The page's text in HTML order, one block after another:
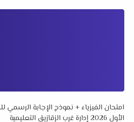
امتحان الفيزياء + نموذج الإجابة الرسمي
الأول 2026 إدارة غرب الزقازيق التعليمية